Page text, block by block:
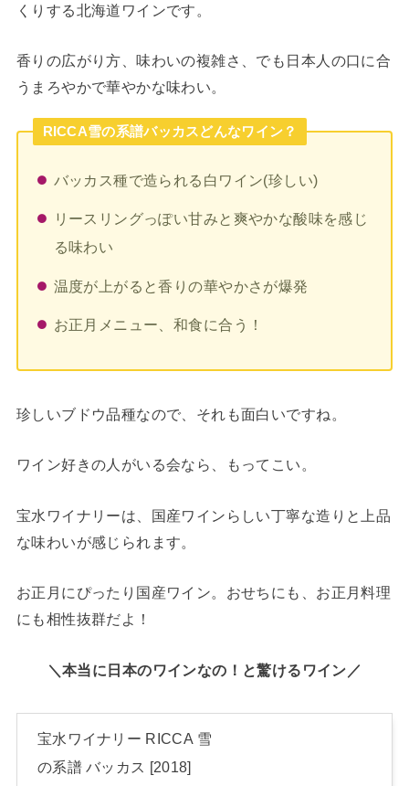
くりする北海道ワインです。
香りの広がり方、味わいの複雑さ、でも日本人の口に合
うまろやかで華やかな味わい。
RICCA雪の系譜バッカスどんなワイン？
バッカス種で造られる白ワイン(珍しい)
リースリングっぽい甘みと爽やかな酸味を感じ
る味わい
温度が上がると香りの華やかさが爆発
お正月メニュー、和食に合う！
珍しいブドウ品種なので、それも面白いですね。
ワイン好きの人がいる会なら、もってこい。
宝水ワイナリーは、国産ワインらしい丁寧な造りと上品
な味わいが感じられます。
お正月にぴったり国産ワイン。おせちにも、お正月料理
にも相性抜群だよ！
＼本当に日本のワインなの！と驚けるワイン／
宝水ワイナリー RICCA 雪
の系譜 バッカス [2018]